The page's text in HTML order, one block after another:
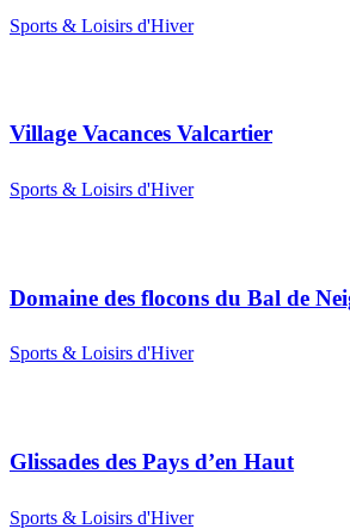
Sports & Loisirs d'Hiver
Village Vacances Valcartier
Sports & Loisirs d'Hiver
Domaine des flocons du Bal de
Sports & Loisirs d'Hiver
Glissades des Pays d’en Haut
Sports & Loisirs d'Hiver